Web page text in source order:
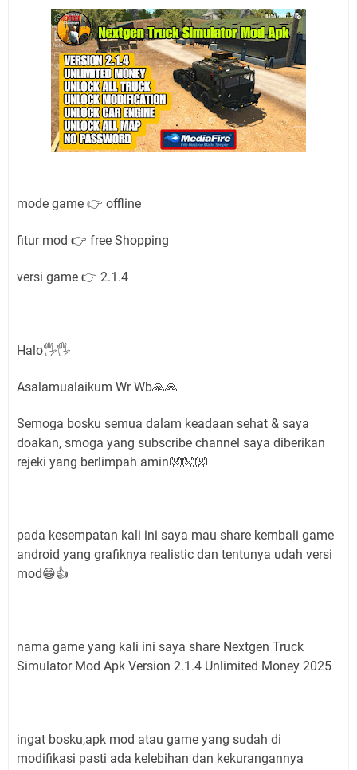
mode game 👉 offline
fitur mod 👉 free Shopping
versi game 👉 2.1.4
Halo🖐🖐
Asalamualaikum Wr Wb🙏🙏
Semoga bosku semua dalam keadaan sehat & saya
doakan, smoga yang subscribe channel saya diberikan
rejeki yang berlimpah amin👐👐👐
pada kesempatan kali ini saya mau share kembali game
android yang grafiknya realistic dan tentunya udah versi
mod😁👍
nama game yang kali ini saya share Nextgen Truck
Simulator Mod Apk Version 2.1.4 Unlimited Money 2025
ingat bosku,apk mod atau game yang sudah di
modifikasi pasti ada kelebihan dan kekurangannya